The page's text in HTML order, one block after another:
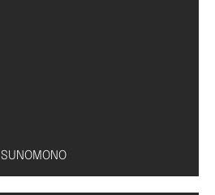
SUNOMONO